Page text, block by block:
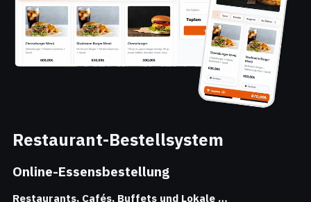
Restaurant-Bestellsystem
Online-Essensbestellung
Restaurants, Cafés, Buffets und Lokale …